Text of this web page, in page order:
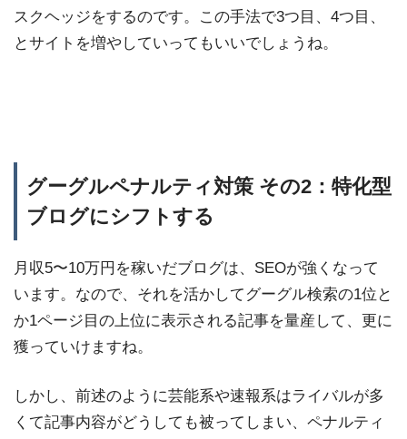
スクヘッジをするのです。この手法で3つ目、4つ目、
とサイトを増やしていってもいいでしょうね。
グーグルペナルティ対策 その2：特化型
ブログにシフトする
月収5〜10万円を稼いだブログは、SEOが強くなって
います。なので、それを活かしてグーグル検索の1位と
か1ページ目の上位に表示される記事を量産して、更に
獲っていけますね。
しかし、前述のように芸能系や速報系はライバルが多
くて記事内容がどうしても被ってしまい、ペナルティ